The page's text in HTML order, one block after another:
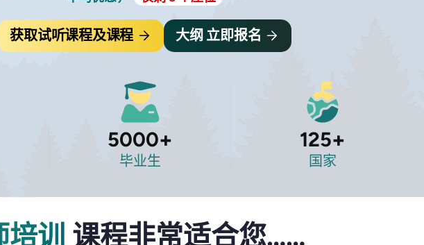
获取试听课程及课程 大纲 立即报名
5000+
毕业生
125+
国家
训 课程非常适合您……